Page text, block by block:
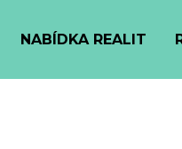
NABÍDKA REALIT